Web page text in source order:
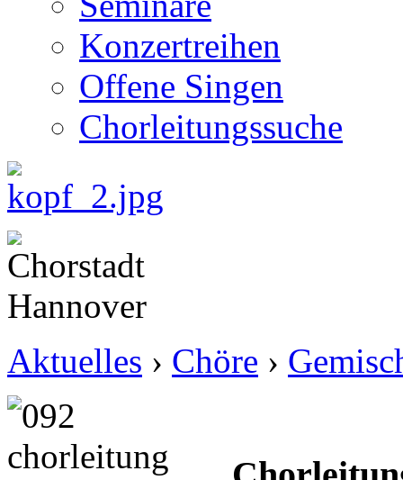
Konzertreihen
Offene Singen
Chorleitungssuche
Aktuelles › Chöre ›